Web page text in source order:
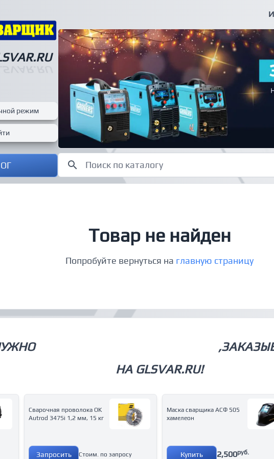
режим
Товар не найден
Попробуйте вернуться на главную страницу
НА GLSVAR.RU!
Сварочная проволока OK
Autrod 347Si 1,2 мм, 15 кг
Запросить Стоим. по запросу
Маска сварщика АСФ 505
хамелеон
Купить 2,500руб.